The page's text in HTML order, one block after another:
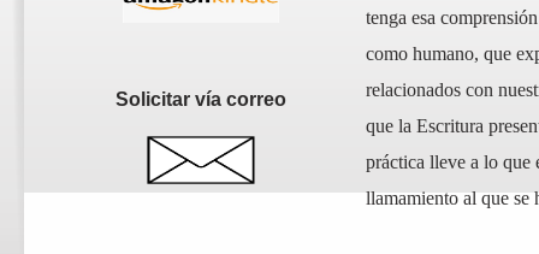
tenga esa
como humano, que
relacionados con
que la Escritura
práctica lleve a lo que
llamamiento al que se
Solicitar vía correo